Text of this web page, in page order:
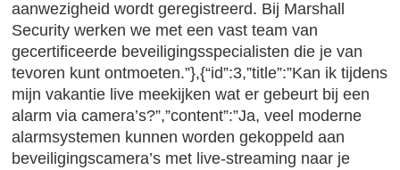
aanwezigheid wordt geregistreerd. Bij Marshall
Security werken we met een vast team van
gecertificeerde beveiligingsspecialisten die je van
tevoren kunt ontmoeten.”},{“id”:3,”title”:”Kan ik tijdens
mijn vakantie live meekijken wat er gebeurt bij een
alarm via camera’s?”,”content”:”Ja, veel moderne
alarmsystemen kunnen worden gekoppeld aan
beveiligingscamera’s met live-streaming naar je